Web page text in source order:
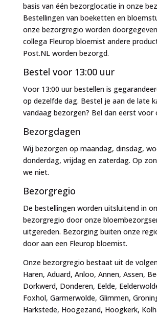
basis van één bezorglocatie in onze
Bestellingen van boeketten en
onze bezorgregio worden
collega Fleurop bloemist andere
Post.NL worden bezorgd.
Bestel voor 13:00 uur
Voor 13:00 uur bestellen is
op dezelfde dag. Bestel je aan de late
vandaag bezorgen? Bel dan eerst voor
Bezorgdagen
Wij bezorgen op maandag, dinsdag,
donderdag, vrijdag en zaterdag. Op
we niet.
Bezorgregio
De bestellingen worden uitsluitend in
bezorgregio door onze
uitgereden. Bezorging buiten onze
door aan een Fleurop bloemist.
Onze bezorgregio bestaat uit de
Haren, Aduard, Anloo, Annen, Assen,
Dorkwerd, Donderen, Eelde,
Foxhol, Garmerwolde, Glimmen,
Harkstede, Hoogezand, Hoogkerk,